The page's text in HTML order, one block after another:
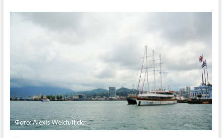
откроют
автобусах
Фото: Alexis Welch/flickr